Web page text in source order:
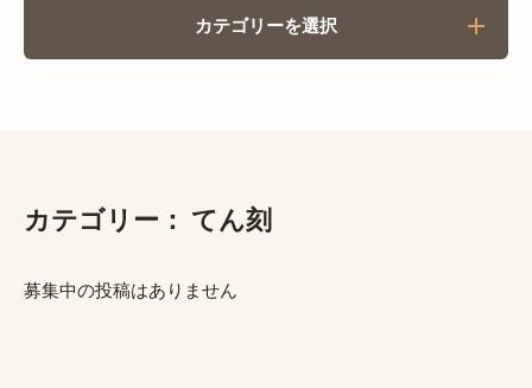
カテゴリーを選択
カテゴリー： てん刻
募集中の投稿はありません